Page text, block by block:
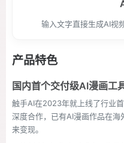
输入文字直接生成AI视
产品特色
国内首个交付级AI漫画工
触手AI在2023年就上线了行业
深度合作，已有AI漫画作品在
来变现。